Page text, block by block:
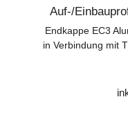
Auf-/
Endkappe EC3
in Verbindung mit